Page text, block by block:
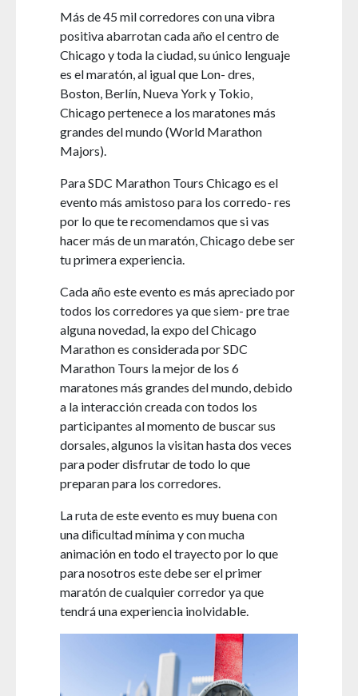
Más de 45 mil corredores con una vibra
positiva abarrotan cada año el centro de
Chicago y toda la ciudad, su único lenguaje
es el maratón, al igual que Lon- dres,
Boston, Berlín, Nueva York y Tokio,
Chicago pertenece a los maratones más
grandes del mundo (World Marathon
Majors).
Para SDC Marathon Tours Chicago es el
evento más amistoso para los corredo- res
por lo que te recomendamos que si vas
hacer más de un maratón, Chicago debe ser
tu primera experiencia.
Cada año este evento es más apreciado por
todos los corredores ya que siem- pre trae
alguna novedad, la expo del Chicago
Marathon es considerada por SDC
Marathon Tours la mejor de los 6
maratones más grandes del mundo, debido
a la interacción creada con todos los
participantes al momento de buscar sus
dorsales, algunos la visitan hasta dos veces
para poder disfrutar de todo lo que
preparan para los corredores.
La ruta de este evento es muy buena con
una diﬁcultad mínima y con mucha
animación en todo el trayecto por lo que
para nosotros este debe ser el primer
maratón de cualquier corredor ya que
tendrá una experiencia inolvidable.